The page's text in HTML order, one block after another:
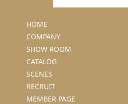
HOME
COMPANY
SHOW ROOM
CATALOG
SCENES
RECRUIT
MEMBER PAGE